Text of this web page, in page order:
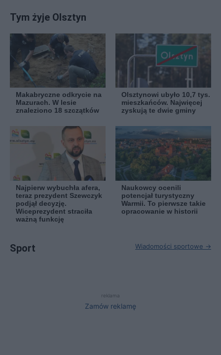
Tym żyje Olsztyn
Makabryczne odkrycie na
Mazurach. W lesie
znaleziono 18 szczątków
Olsztynowi ubyło 10,7 tys.
mieszkańców. Najwięcej
zyskują te dwie gminy
Najpierw wybuchła afera,
teraz prezydent Szewczyk
podjął decyzję.
Wiceprezydent straciła
ważną funkcję
Naukowcy ocenili
potencjał turystyczny
Warmii. To pierwsze takie
opracowanie w historii
Sport Wiadomości sportowe →
reklama
Zamów reklamę